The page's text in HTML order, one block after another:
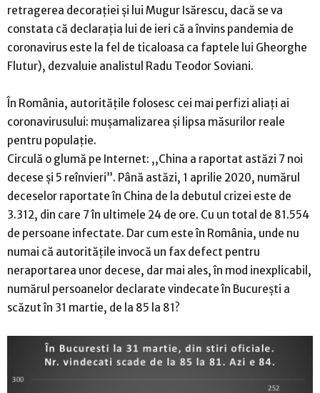
retragerea decorației și lui Mugur Isărescu, dacă se va
constata că declarația lui de ieri că a învins pandemia de
coronavirus este la fel de ticaloasa ca faptele lui Gheorghe
Flutur), dezvaluie analistul Radu Teodor Soviani.
În România, autoritățile folosesc cei mai perfizi aliați ai
coronavirusului: mușamalizarea și lipsa măsurilor reale
pentru populație.
Circulă o glumă pe Internet: ,,China a raportat astăzi 7 noi
decese și 5 reînvieri”. Până astăzi, 1 aprilie 2020, numărul
deceselor raportate în China de la debutul crizei este de
3.312, din care 7 în ultimele 24 de ore. Cu un total de 81.554
de persoane infectate. Dar cum este în România, unde nu
numai că autoritățile invocă un fax defect pentru
neraportarea unor decese, dar mai ales, în mod inexplicabil,
numărul persoanelor declarate vindecate în București a
scăzut în 31 martie, de la 85 la 81?